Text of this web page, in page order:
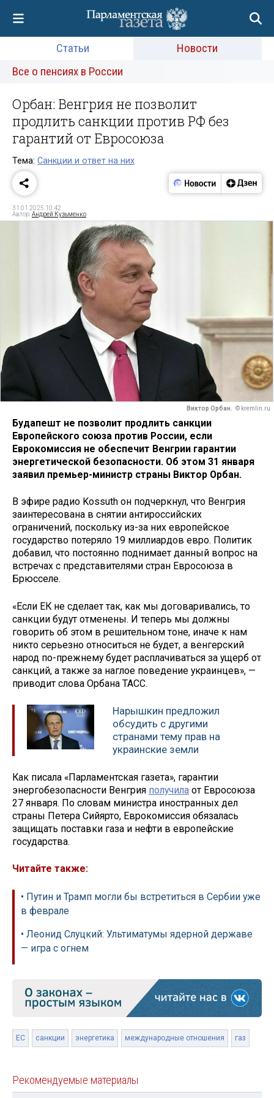
Статьи
Новости
Все о пенсиях в России
Орбан: Венгрия не позволит
продлить санкции против РФ без
гарантий от Евросоюза
Тема: Санкции и ответ на них
31.01.2025 10:42
Автор:Андрей Кузьменко
Виктор Орбан. © kremlin.ru
Будапешт не позволит продлить санкции
Европейского союза против России, если
Еврокомиссия не обеспечит Венгрии гарантии
энергетической безопасности. Об этом 31 января
заявил премьер-министр страны Виктор Орбан.
В эфире радио Kossuth он подчеркнул, что Венгрия
заинтересована в снятии антироссийских
ограничений, поскольку из-за них европейское
государство потеряло 19 миллиардов евро. Политик
добавил, что постоянно поднимает данный вопрос на
встречах с представителями стран Евросоюза в
Брюсселе.
«Если ЕК не сделает так, как мы договаривались, то
санкции будут отменены. И теперь мы должны
говорить об этом в решительном тоне, иначе к нам
никто серьезно относиться не будет, а венгерский
народ по-прежнему будет расплачиваться за ущерб от
санкций, а также за наглое поведение украинцев», —
приводит слова Орбана ТАСС.
Нарышкин предложил
обсудить с другими
странами тему прав на
украинские земли
Как писала «Парламентская газета», гарантии
энергобезопасности Венгрия получила от Евросоюза
27 января. По словам министра иностранных дел
страны Петера Сийярто, Еврокомиссия обязалась
защищать поставки газа и нефти в европейские
государства.
Читайте также:
• Путин и Трамп могли бы встретиться в Сербии уже
в феврале
• Леонид Слуцкий: Ультиматумы ядерной державе
— игра с огнем
ЕС санкции энергетика международные отношения газ
Рекомендуемые материалы